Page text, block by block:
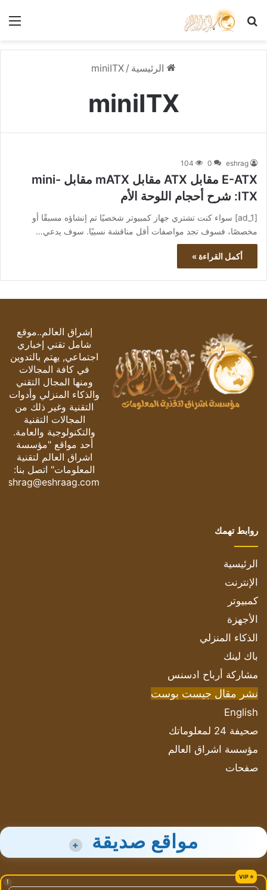
بحث عن
الرئيسية /
miniITX
miniITX
eshrag
0
104
E-ATX مقابل ATX مقابل mATX مقابل mini-
ITX: شرح أحجام اللوحة الأم
[ad_1] سواء كنت تشتري جهاز كمبيوتر شخصيًا تم إنشاؤه مسبقًا أو
مخصصًا، فسوف تجد مواصفات أقل مناقشة نسبيًا. سوف يدعي…
أكمل القراءة »
إشراق العالم..موقع
شامل تقني إخباري
اجتماعي, يهتم بالتدوين
في كافة المجالات
ومنها المجال التقني
والذكاء المنزلي وأدوات
التقنية وغير ذلك من
المجالات التقنية
والتكنولوجية والعامة.
أحد مواقع "مؤسسة
اشراق العالم لتقنية
المعلومات" اتصل بنا:
eshrag@eshraag.com
روابط تهمك
الرئيسية
الإنترنت
كمبيوتر
الأجهزة
الذكاء المنزلي
باك لينك
مشاركة أرباح ادسنس
نشر مقال جيست بوست
English
صحيفة 24 لمعلوماتك
مؤسسة اشراق العالم
صفحات
مواقع صديقة +
!